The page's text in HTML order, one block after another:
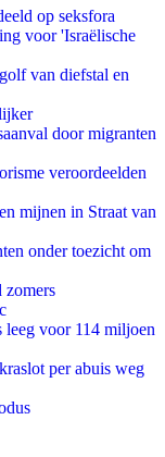
op seksfora
voor 'Israëlische
van diefstal en
door migranten
veroordeelden
mijnen in Straat van
onder toezicht om
zomers
voor 114 miljoen
per abuis weg